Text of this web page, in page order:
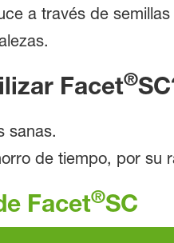
a través de
Facet®
sanas.
de tiempo, por su
Facet®SC